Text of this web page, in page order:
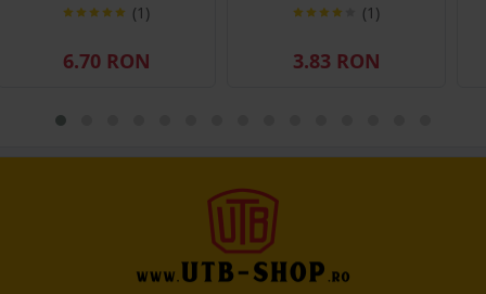
(1)
6.70 RON
(1)
3.83 RON